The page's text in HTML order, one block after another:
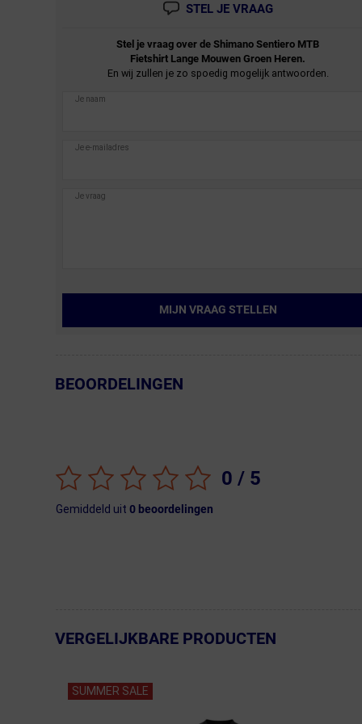
STEL JE VRAAG
Stel je vraag over deShimanoSentiero MTB
Fietshirt Lange Mouwen Groen Heren.
En wij zullen je zo spoedig mogelijk antwoorden.
MIJN VRAAG STELLEN
← Terug naar productnavigatie
BEOORDELINGEN
0 / 5
Gemiddeld uit 0beoordelingen
← Terug naar productnavigatie
VERGELIJKBARE PRODUCTEN
SUMMER SALE